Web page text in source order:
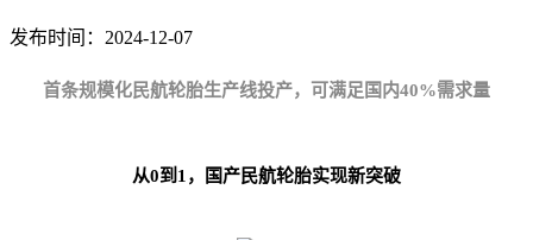
发布时间：2024-12-07
首条规模化民航轮胎生产线投产，可满足国内40%需求量
从0到1，国产民航轮胎实现新突破